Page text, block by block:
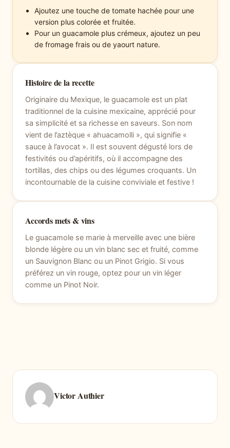
Ajoutez une touche de tomate hachée pour une
version plus colorée et fruitée.
Pour un guacamole plus crémeux, ajoutez un peu
de fromage frais ou de yaourt nature.
Histoire de la recette
Originaire du Mexique, le guacamole est un plat
traditionnel de la cuisine mexicaine, apprécié pour
sa simplicité et sa richesse en saveurs. Son nom
vient de l’aztèque « ahuacamolli », qui signifie «
sauce à l’avocat ». Il est souvent dégusté lors de
festivités ou d’apéritifs, où il accompagne des
tortillas, des chips ou des légumes croquants. Un
incontournable de la cuisine conviviale et festive !
Accords mets & vins
Le guacamole se marie à merveille avec une bière
blonde légère ou un vin blanc sec et fruité, comme
un Sauvignon Blanc ou un Pinot Grigio. Si vous
préférez un vin rouge, optez pour un vin léger
comme un Pinot Noir.
Victor Authier